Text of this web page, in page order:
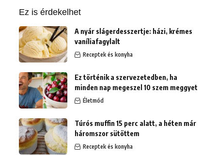
Ez is érdekelhet
A nyár slágerdesszertje: házi, krémes
vaníliafagylalt
Receptek és konyha
Ez történik a szervezetedben, ha
minden nap megeszel 10 szem meggyet
Életmód
Túrós muffin 15 perc alatt, a héten már
háromszor sütöttem
Receptek és konyha